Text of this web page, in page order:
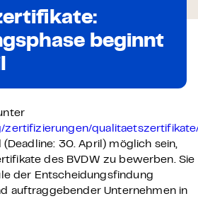
beginnt
30. April) möglich sein,
des BVDW zu bewerben. Sie
der Entscheidungsfindung
auftraggebender Unternehmen in